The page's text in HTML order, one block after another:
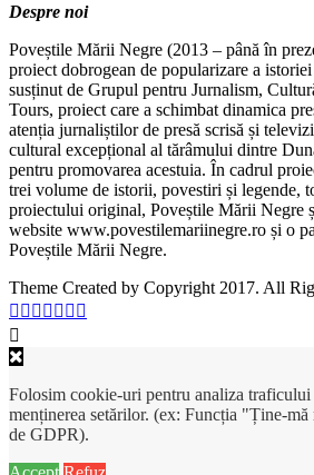
Despre noi
Poveștile Mării Negre (2013 – până în
proiect dobrogean de popularizare a
susținut de Grupul pentru Jurnalism,
Tours, proiect care a schimbat dinamica
atenția jurnaliștilor de presă scrisă și
cultural excepțional al tărâmului dintre
pentru promovarea acestuia. În cadrul
trei volume de istorii, povestiri și legende,
proiectului original, Poveștile Mării Negre
website www.povestilemariinegre.ro și o
Poveștile Mării Negre.
Theme Created by Copyright 2017. All
Folosim cookie-uri pentru analiza traficului
menținerea setărilor. (ex: Funcția "Ține-mă
de GDPR).